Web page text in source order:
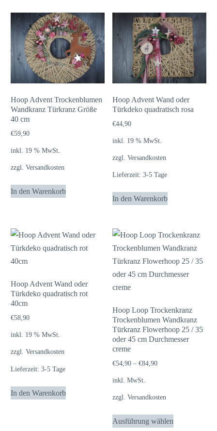
Hoop Advent Trockenblumen
Wandkranz Türkranz Größe
40 cm
€59,90
inkl. 19 % MwSt.
zzgl.Versandkosten
In den Warenkorb
Hoop Advent Wand oder
Türkdeko quadratisch rosa
€44,90
inkl. 19 % MwSt.
zzgl.Versandkosten
Lieferzeit:3-5 Tage
In den Warenkorb
Hoop Advent Wand oder
Türkdeko quadratisch rot
40cm
€58,90
inkl. 19 % MwSt.
zzgl.Versandkosten
Lieferzeit:3-5 Tage
In den Warenkorb
Hoop Loop Trockenkranz
Trockenblumen Wandkranz
Türkranz Flowerhoop 25 / 35
oder 45 cm Durchmesser
creme
€54,90 –€84,90
inkl. MwSt.
zzgl.Versandkosten
Ausführung wählen
Dieses
Produkt